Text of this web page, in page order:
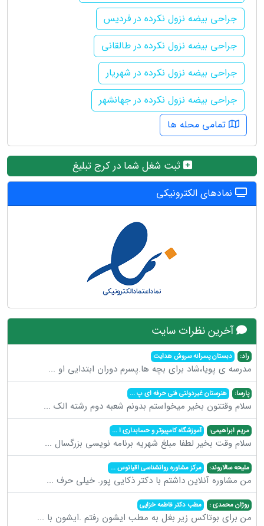
جراحی بیضه نزول نکرده در فردیس
جراحی بیضه نزول نکرده در طالقانی
جراحی بیضه نزول نکرده در شهریار
جراحی بیضه نزول نکرده در جهانشهر
تمامی محله ها
ثبت شغل شما در کرج تبلیغ
نمادهای الکترونیکی
آخرین نظرات سایت
راد: دبستان پسرانه سروش هدایت
مدرسه ی پویا،شاد برای بچه ها.پسرم دوران ابتدایی او ...
پارسا: هنرستان غیردولتی فنی حرفه ای پ...
سلام وقتتون بخیر میخواستم بدونم شعبه دوم رشته الک ...
مریم ابراهیمی: آموزشگاه کامپیوتر و حسابداری ا...
سلام وقت بخیر لطفا مبلغ شهریه برنامه نویسی بزرگسال ...
ملیحه سالاروند: مرکز مشاوره روانشناسی اقیانوس...
من مشاوره آنلاین داشتم با دکتر ذکایی پور. خیلی حرف ...
روژان محمدی : مطب دکتر فاطمه خزایی
من برای بوتاکس زیر بغل به مطب ایشون رفتم .ایشون با ...